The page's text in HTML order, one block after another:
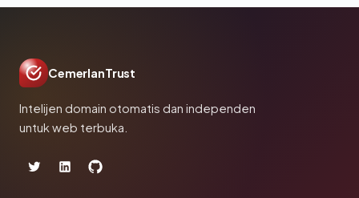
CemerlanTrust
Intelijen domain otomatis dan independen
untuk web terbuka.